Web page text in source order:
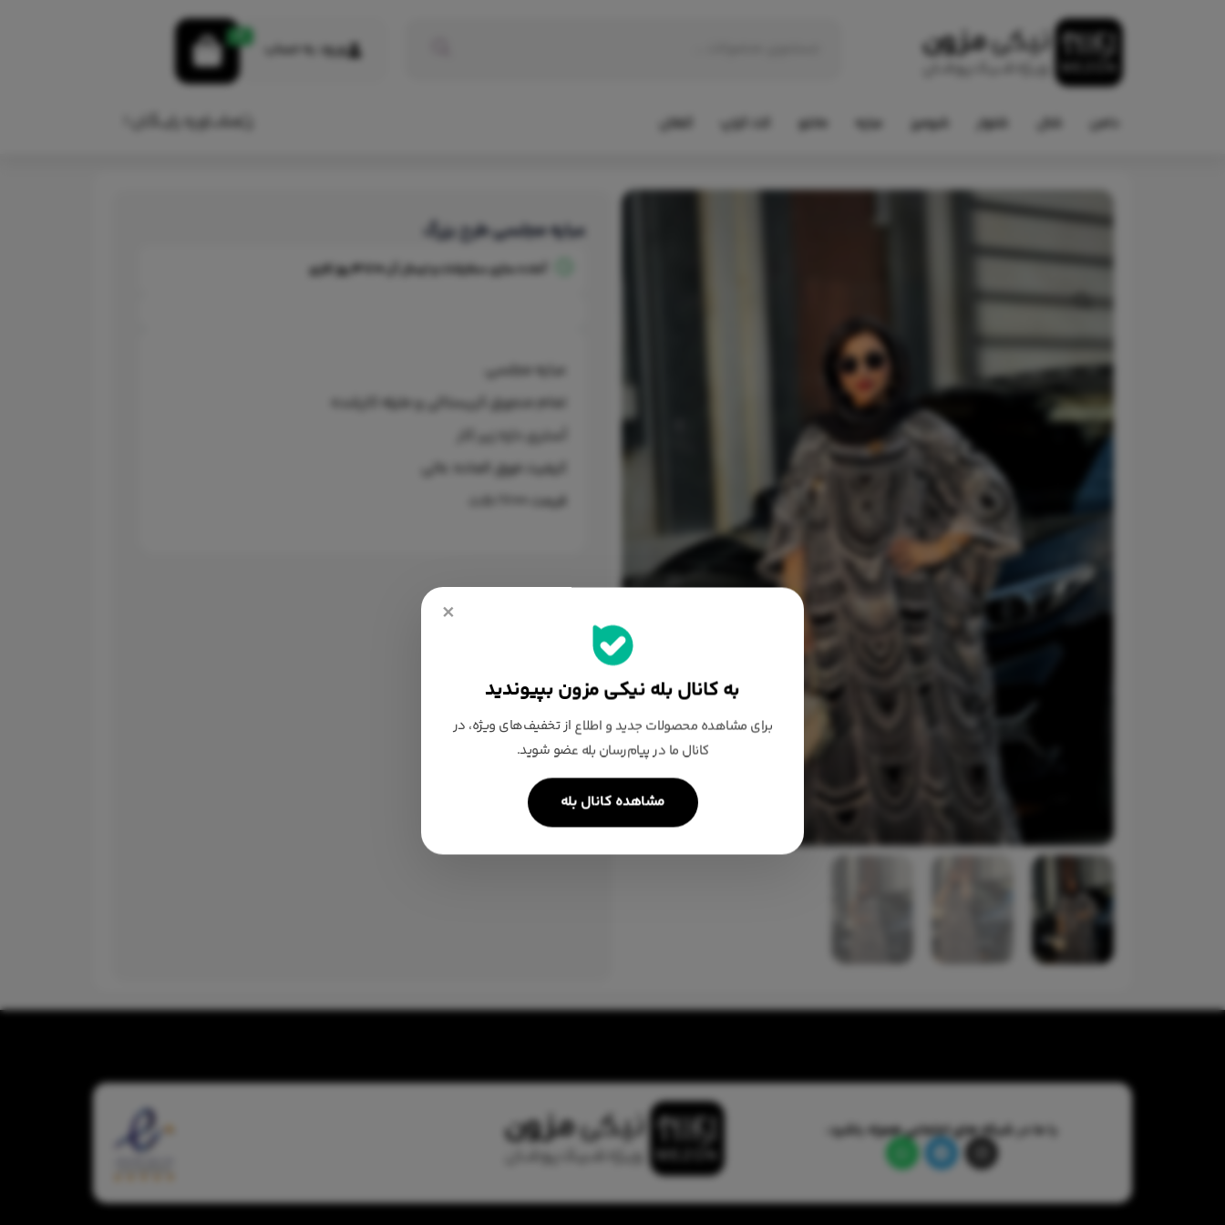
ورود به حساب
0
دامن شال شلوار شومیز عبایه مانتو کت کراپ کفتان مشـــاوره رایـــگـان !
عبایه مجلسی طرح بزرگ
آماده سازی سفارشات و ارسال آن 10 تا 14 روز کاری
عبایه مجلسی
تمام منجوق کریستالی و ملیله کارشده
آستری داره زیر کار
کیفیت فوق العاده عالی
قیمت ۵/۷۰۰ت
با ما در شبکه های اجتماعی همراه باشید:
×
به کانال بله نیکی مزون بپیوندید
برای مشاهده محصولات جدید و اطلاع از تخفیف‌های ویژه، در
کانال ما در پیام‌رسان بله عضو شوید.
مشاهده کانال بله